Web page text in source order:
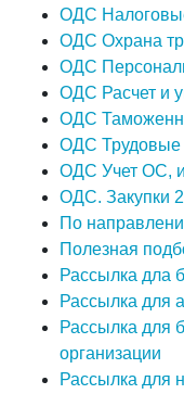
ОДС
ОДС Охрана
ОДС
ОДС Расчет и
ОДС
ОДС Трудовые
ОДС Учет ОС,
ОДС. Закупки
По
Полезная
Рассылка дла
Рассылка для
Рассылка для
организации
Рассылка для